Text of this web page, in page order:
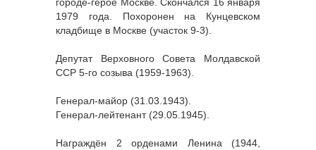
1979 года. Похоронен на Кунцевском
кладбище в Москве (участок 9-3).
Депутат Верховного Совета Молдавской
ССР 5-го созыва (1959-1963).
Генерал-майор (31.03.1943).
Генерал-лейтенант (29.05.1945).
Награждён 2 орденами Ленина (1944,